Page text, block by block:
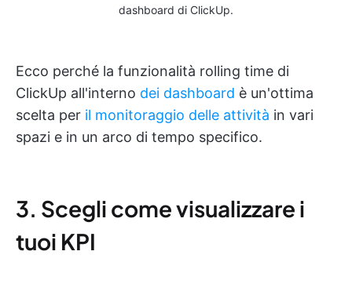
dashboard di ClickUp.
Ecco perché la funzionalità rolling time di
ClickUp all'interno dei dashboard è un'ottima
scelta per il monitoraggio delle attività in vari
spazi e in un arco di tempo specifico.
3. Scegli come visualizzare i
tuoi KPI